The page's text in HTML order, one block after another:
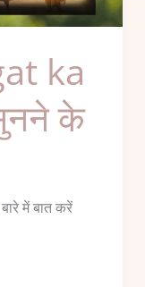
ka
के
में बात करें